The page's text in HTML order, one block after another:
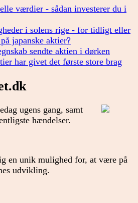
værdier - sådan investerer du i
i solens rige - for tidligt eller
japanske aktier?
sendte aktien i dørken
har givet det første store brag
ugens gang, samt
hændelser.
en unik mulighed for, at være på
udvikling.